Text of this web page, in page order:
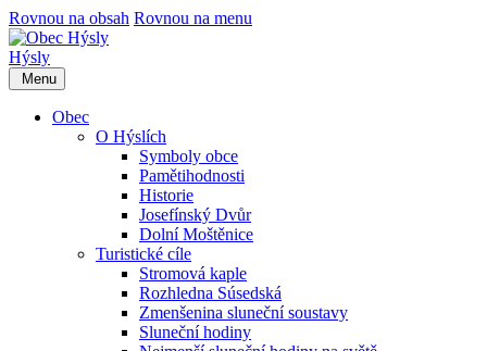
Rovnou na obsah Rovnou na menu
Hýsly
Menu
Obec
O Hýslích
Symboly obce
Pamětihodnosti
Historie
Josefínský Dvůr
Dolní Moštěnice
Turistické cíle
Stromová kaple
Rozhledna Súsedská
Zmenšenina sluneční soustavy
Sluneční hodiny